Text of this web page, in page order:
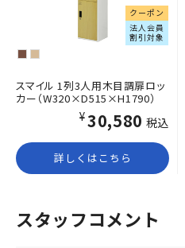
クーポン
法人会員
割引対象
スマイル 1列3人用木目調扉ロッ
カー（W320×D515×H1790）
¥30,580 税込
詳しくはこちら
スタッフコメント